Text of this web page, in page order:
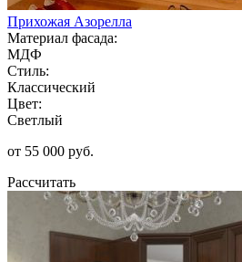
Прихожая Азорелла
Материал фасада:
МДФ
Стиль:
Классический
Цвет:
Светлый
от 55 000 руб.
Рассчитать